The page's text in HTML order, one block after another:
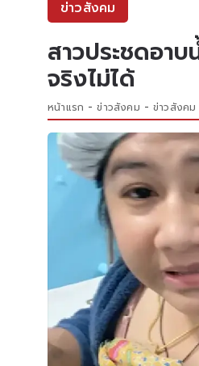
ข่าวสังคม
สาวประชดอาบ
จริงไม่ได้
หน้าแรก ข่าวสังคม ข่าวสังคม